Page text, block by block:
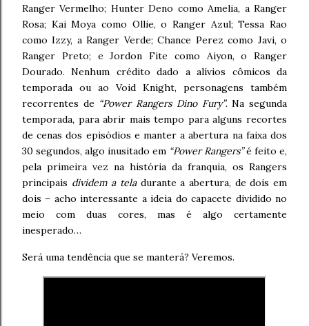
Ranger Vermelho; Hunter Deno como Amelia, a Ranger
Rosa; Kai Moya como Ollie, o Ranger Azul; Tessa Rao
como Izzy, a Ranger Verde; Chance Perez como Javi, o
Ranger Preto; e Jordon Fite como Aiyon, o Ranger
Dourado. Nenhum crédito dado a alívios cômicos da
temporada ou ao Void Knight, personagens também
recorrentes de “Power Rangers Dino Fury”. Na segunda
temporada, para abrir mais tempo para alguns recortes
de cenas dos episódios e manter a abertura na faixa dos
30 segundos, algo inusitado em “Power Rangers”é feito e,
pela primeira vez na história da franquia, os Rangers
principais dividem a teladurante a abertura, de dois em
dois – acho interessante a ideia do capacete dividido no
meio com duas cores, mas é algo certamente
inesperado…
Será uma tendência que se manterá? Veremos.